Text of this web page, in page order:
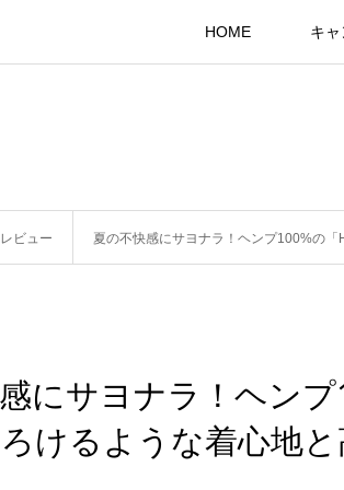
HOME キ
レビュー 夏の不快感にサヨナラ！ヘンプ100%の
にサヨナラ！ヘン
けるような着心地